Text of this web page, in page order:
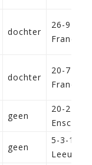
dochter
26-9-
Franeker
dochter
20-7-
Franeker
geen
20-2-
Enschede
geen
5-3-1909